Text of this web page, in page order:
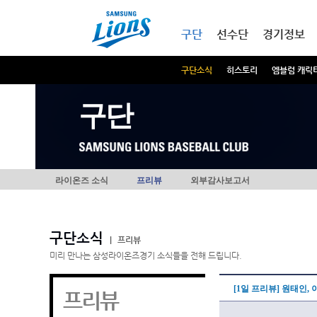
구단
구단소식 히스토리 엠블럼 캐릭
선수단 경기정보
구단
라이온즈 소식 프리뷰 외부감사보고서
구단소식
프리뷰
미리 만나는 삼성라이온즈경기 소식들을 전해 드립니다.
프리뷰 [1일 프리뷰] 원태인,